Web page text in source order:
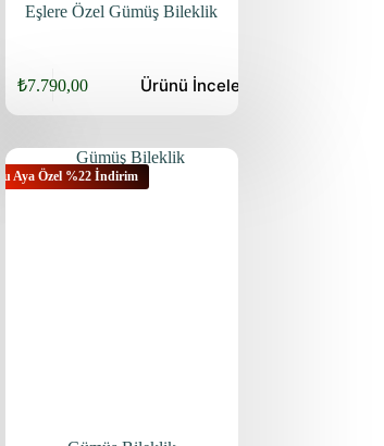
Eşlere Özel Gümüş Bileklik
Orijinal
fiyat:
₺7.790,00
Şu
andaki
₺7.790,00.
Ürünü İncele
Bu Aya Özel %22 İndirim